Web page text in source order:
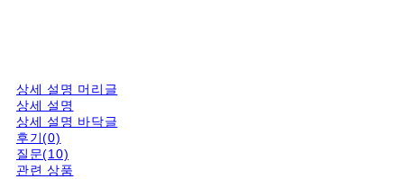
상세 설명 머리글
상세 설명
상세 설명 바닥글
후기(0)
질문(10)
관련 상품